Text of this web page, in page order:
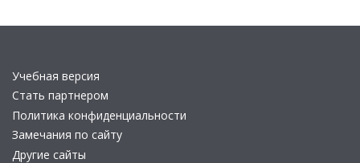
Учебная версия
Стать партнером
Политика конфиденциальности
Замечания по сайту
Другие сайты